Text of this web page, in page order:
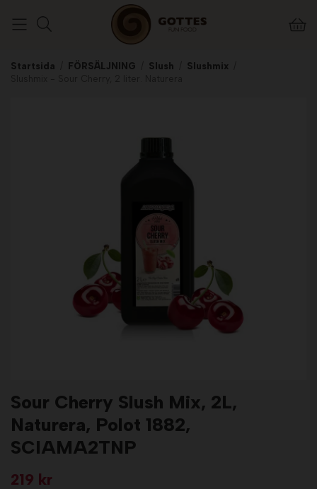
Startsida FÖRSÄLJNING Slush Slushmix
Sour Cherry Slush Mix, 2L,
Naturera, Polot 1882,
SCIAMA2TNP
219 kr